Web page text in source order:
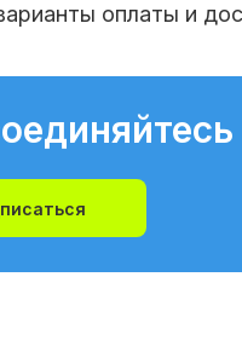
оплаты и